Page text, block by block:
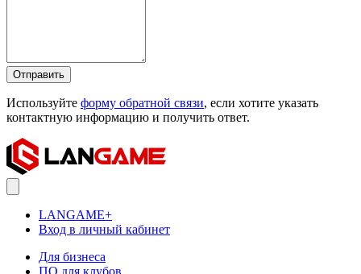
Отправить
Используйте форму обратной связи, если хотите указать
контактную информацию и получить ответ.
LANGAME+
Вход в личный кабинет
Для бизнеса